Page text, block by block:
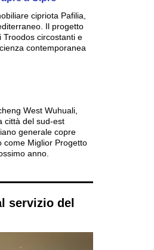
cipriota Pafilia,
Il progetto
Troodos circostanti e
contemporanea
West Wuhuali,
città del sud-est
generale copre
come Miglior Progetto
anno.
servizio del